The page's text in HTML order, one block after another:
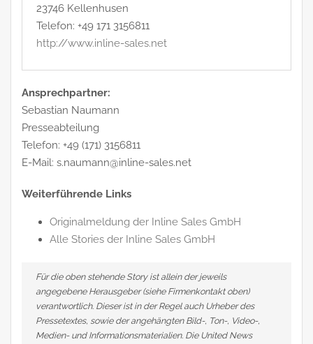
23746 Kellenhusen
Telefon: +49 171 3156811
http://www.inline-sales.net
Ansprechpartner:
Sebastian Naumann
Presseabteilung
Telefon: +49 (171) 3156811
E-Mail: s.naumann@inline-sales.net
Weiterführende Links
Originalmeldung der Inline Sales GmbH
Alle Stories der Inline Sales GmbH
Für die oben stehende Story ist allein der jeweils
angegebene Herausgeber (siehe Firmenkontakt oben)
verantwortlich. Dieser ist in der Regel auch Urheber des
Pressetextes, sowie der angehängten Bild-, Ton-, Video-,
Medien- und Informationsmaterialien. Die United News